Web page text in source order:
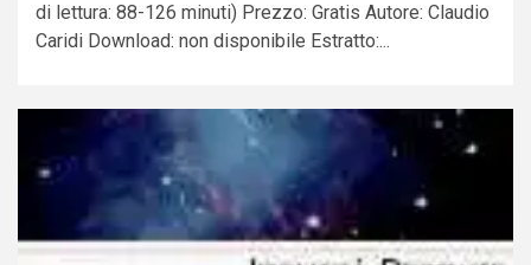
di lettura: 88-126 minuti) Prezzo: Gratis Autore: Claudio
Caridi Download: non disponibile Estratto:...